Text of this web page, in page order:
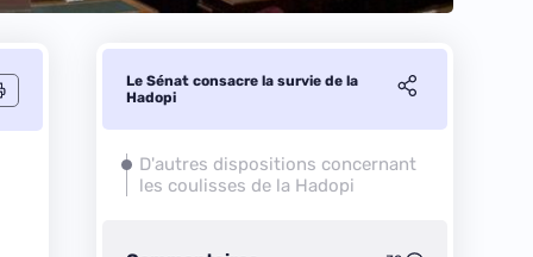
Le Sénat consacre la survie de la
Hadopi
D'autres dispositions concernant
les coulisses de la Hadopi